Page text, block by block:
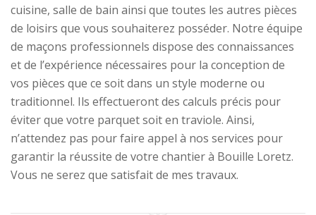
cuisine, salle de bain ainsi que toutes les autres pièces
de loisirs que vous souhaiterez posséder. Notre équipe
de maçons professionnels dispose des connaissances
et de l’expérience nécessaires pour la conception de
vos pièces que ce soit dans un style moderne ou
traditionnel. Ils effectueront des calculs précis pour
éviter que votre parquet soit en traviole. Ainsi,
n’attendez pas pour faire appel à nos services pour
garantir la réussite de votre chantier à Bouille Loretz.
Vous ne serez que satisfait de mes travaux.